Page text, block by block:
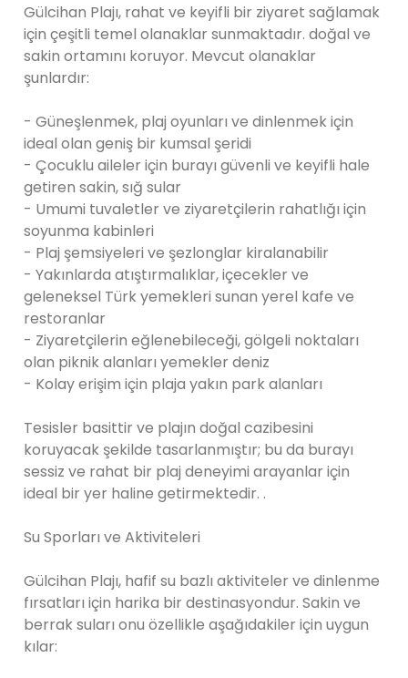
Gülcihan Plajı, rahat ve keyifli bir ziyaret sağlamak
için çeşitli temel olanaklar sunmaktadır. doğal ve
sakin ortamını koruyor. Mevcut olanaklar
şunlardır:
- Güneşlenmek, plaj oyunları ve dinlenmek için
ideal olan geniş bir kumsal şeridi
- Çocuklu aileler için burayı güvenli ve keyifli hale
getiren sakin, sığ sular
- Umumi tuvaletler ve ziyaretçilerin rahatlığı için
soyunma kabinleri
- Plaj şemsiyeleri ve şezlonglar kiralanabilir
- Yakınlarda atıştırmalıklar, içecekler ve
geleneksel Türk yemekleri sunan yerel kafe ve
restoranlar
- Ziyaretçilerin eğlenebileceği, gölgeli noktaları
olan piknik alanları yemekler deniz
- Kolay erişim için plaja yakın park alanları
Tesisler basittir ve plajın doğal cazibesini
koruyacak şekilde tasarlanmıştır; bu da burayı
sessiz ve rahat bir plaj deneyimi arayanlar için
ideal bir yer haline getirmektedir. .
Su Sporları ve Aktiviteleri
Gülcihan Plajı, hafif su bazlı aktiviteler ve dinlenme
fırsatları için harika bir destinasyondur. Sakin ve
berrak suları onu özellikle aşağıdakiler için uygun
kılar: